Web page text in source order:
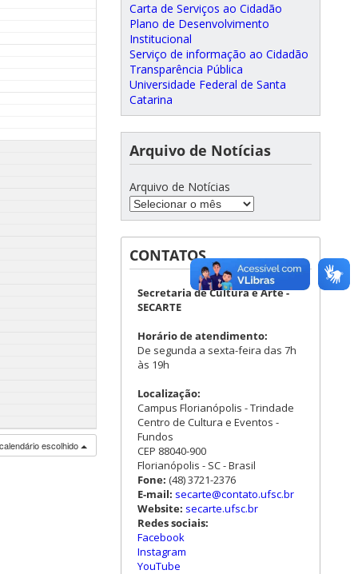
escolhido
Carta de Serviços ao Cidadão
Plano de Desenvolvimento
Institucional
Serviço de informação ao Cidadão
Transparência Pública
Universidade Federal de Santa
Catarina
Arquivo de Notícias
Arquivo de Notícias
CONTATOS
Secretaria de Cultura e Arte -
SECARTE
Horário de atendimento:
De segunda a sexta-feira das 7h
às 19h
Localização:
Campus Florianópolis - Trindade
Centro de Cultura e Eventos -
Fundos
CEP 88040-900
Florianópolis - SC - Brasil
Fone: (48) 3721-2376
E-mail: secarte@contato.ufsc.br
Website: secarte.ufsc.br
Redes sociais:
Facebook
Instagram
YouTube